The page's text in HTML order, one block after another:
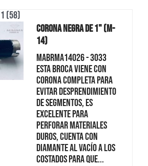
Corona Negra De 1" (M-
14)
MABRMA14026 - 3033
Esta broca viene con
corona completa para
evitar desprendimiento
de segmentos, es
excelente para
perforar materiales
duros, cuenta con
diamante al vacío a los
costados para que...